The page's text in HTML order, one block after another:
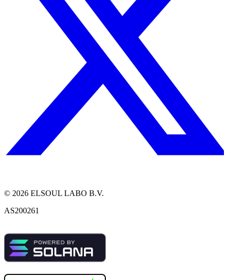
© 2026 ELSOUL LABO B.V.
AS200261